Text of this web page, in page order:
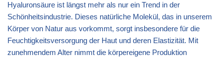
Hyaluronsäure ist längst mehr als nur ein Trend in der
Schönheitsindustrie. Dieses natürliche Molekül, das in unserem
Körper von Natur aus vorkommt, sorgt insbesondere für die
Feuchtigkeitsversorgung der Haut und deren Elastizität. Mit
zunehmendem Alter nimmt die körpereigene Produktion